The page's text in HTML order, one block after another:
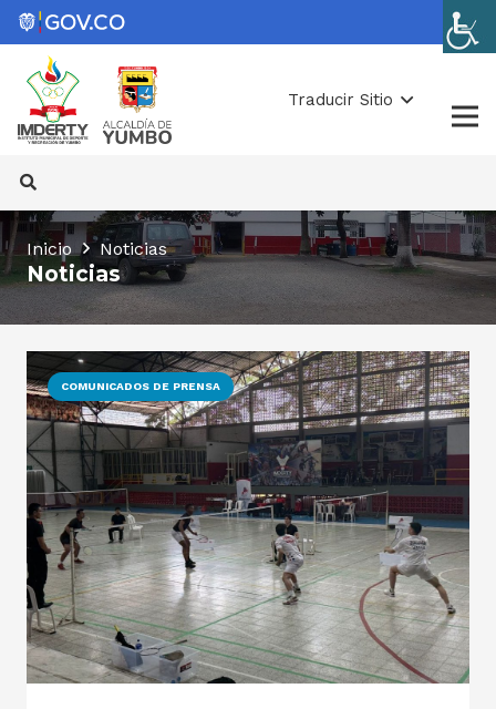
Traducir Sitio
Inicio Noticias
Noticias
COMUNICADOS DE PRENSA